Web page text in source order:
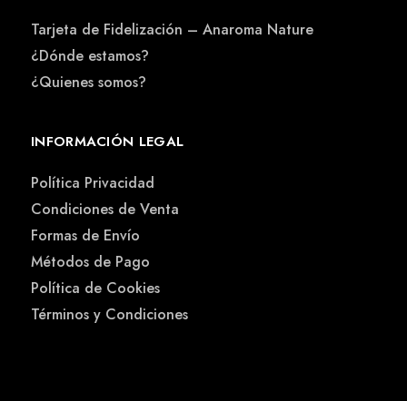
Tarjeta de Fidelización – Anaroma Nature
¿Dónde estamos?
¿Quienes somos?
INFORMACIÓN LEGAL
Política Privacidad
Condiciones de Venta
Formas de Envío
Métodos de Pago
Política de Cookies
Términos y Condiciones